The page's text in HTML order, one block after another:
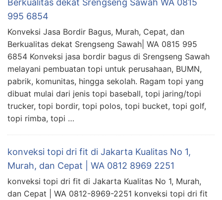
Berkualitas dekat Srengseng Sawah WA 0815
995 6854
Konveksi Jasa Bordir Bagus, Murah, Cepat, dan
Berkualitas dekat Srengseng Sawah| WA 0815 995
6854 Konveksi jasa bordir bagus di Srengseng Sawah
melayani pembuatan topi untuk perusahaan, BUMN,
pabrik, komunitas, hingga sekolah. Ragam topi yang
dibuat mulai dari jenis topi baseball, topi jaring/topi
trucker, topi bordir, topi polos, topi bucket, topi golf,
topi rimba, topi …
konveksi topi dri fit di Jakarta Kualitas No 1,
Murah, dan Cepat | WA 0812 8969 2251
konveksi topi dri fit di Jakarta Kualitas No 1, Murah,
dan Cepat | WA 0812-8969-2251 konveksi topi dri fit